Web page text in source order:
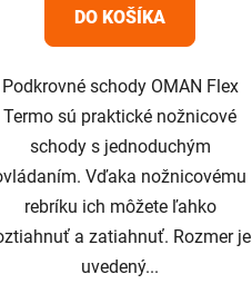
DO KOŠÍKA
Podkrovné schody OMAN Flex
Termo sú praktické nožnicové
schody s jednoduchým
Vďaka nožnicovému
rebríku ich môžete ľahko
a zatiahnuť. Rozmer je
uvedený...